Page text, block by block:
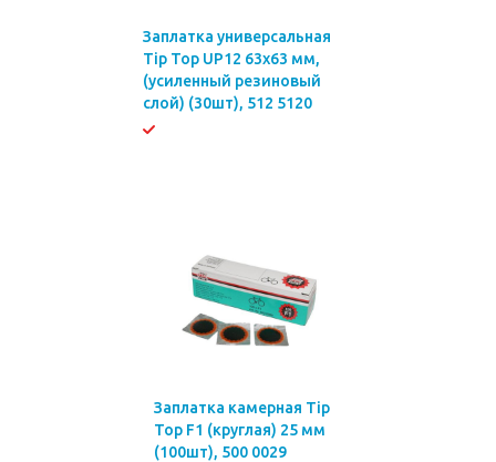
Заплатка универсальная
Tip Top UP12 63х63 мм,
(усиленный резиновый
слой) (30шт), 512 5120
Заплатка камерная Tip
Top F1 (круглая) 25 мм
(100шт), 500 0029